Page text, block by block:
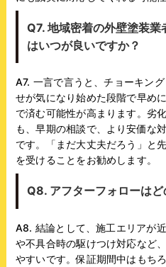
Q7. 地域密着の外壁塗装
はいつが良いですか？
A7. 一言で言うと、チョーキン
せが気になり始めた段階で早め
で済む可能性が高まります。劣
も、早期の相談で、より安価な
です。「まだ大丈夫だろう」と
を受けることをお勧めします。
Q8. アフターフォローは
A8. 結論として、施工エリアが
や不具合時の駆けつけ対応など
やすいです。保証期間中はもち